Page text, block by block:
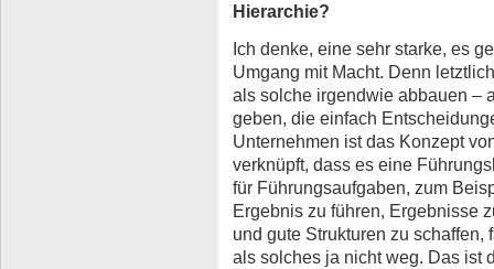
Hierarchie?
Ich denke, eine sehr starke, es
Umgang mit Macht. Denn
als solche irgendwie abbauen –
geben, die einfach
Unternehmen ist das Konzept
verknüpft, dass es eine
für Führungsaufgaben, zum
Ergebnis zu führen, Ergebnisse
und gute Strukturen zu
als solches ja nicht weg. Das ist